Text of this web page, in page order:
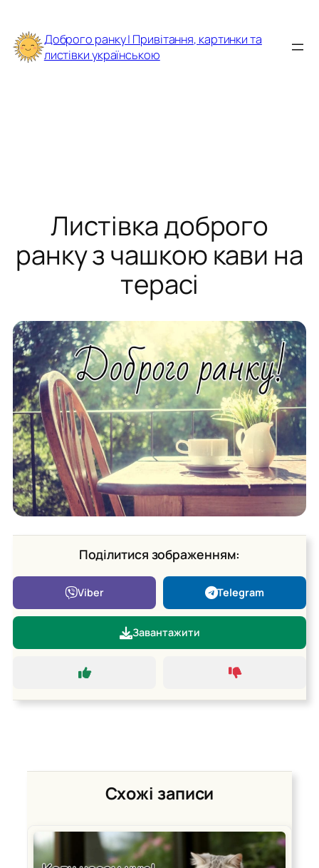
до
вмісту
Доброго ранку | Привітання, картинки та
листівки українською
Листівка доброго
ранку з чашкою кави на
терасі
Поділитися зображенням:
Viber Telegram
Завантажити
Схожі записи